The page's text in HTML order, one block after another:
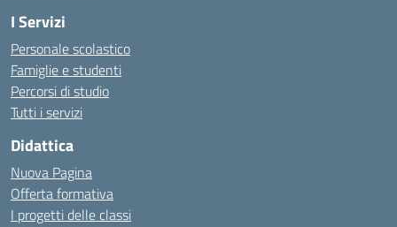
I Servizi
Personale scolastico
Famiglie e studenti
Percorsi di studio
Tutti i servizi
Didattica
Nuova Pagina
Offerta formativa
I progetti delle classi